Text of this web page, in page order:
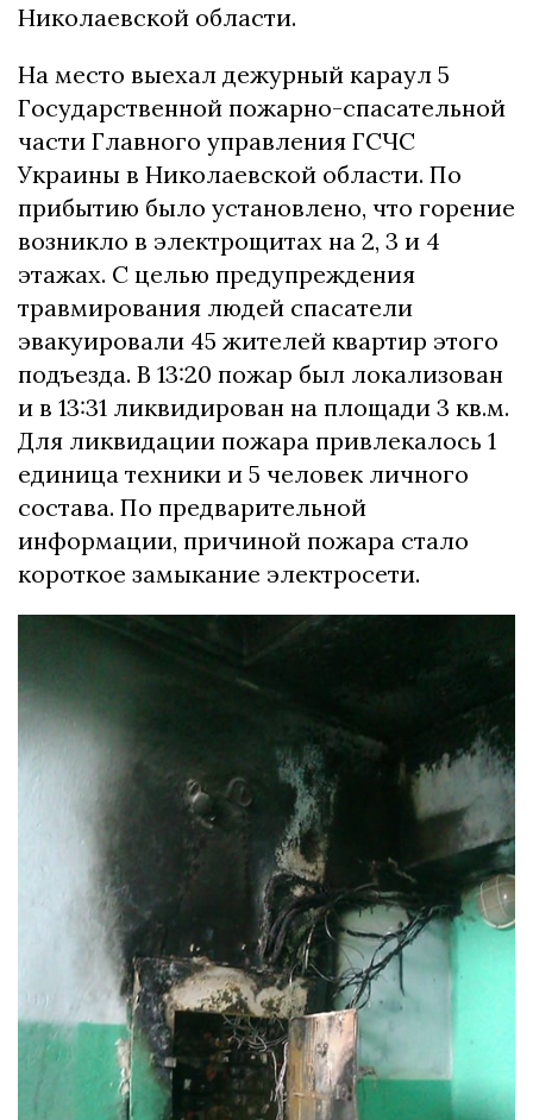
Николаевской области.
На место выехал дежурный караул 5
Государственной пожарно-спасательной
части Главного управления ГСЧС
Украины в Николаевской области. По
прибытию было установлено, что горение
возникло в электрощитах на 2, 3 и 4
этажах. С целью предупреждения
травмирования людей спасатели
эвакуировали 45 жителей квартир этого
подъезда. В 13:20 пожар был локализован
и в 13:31 ликвидирован на площади 3 кв.м.
Для ликвидации пожара привлекалось 1
единица техники и 5 человек личного
состава. По предварительной
информации, причиной пожара стало
короткое замыкание электросети.